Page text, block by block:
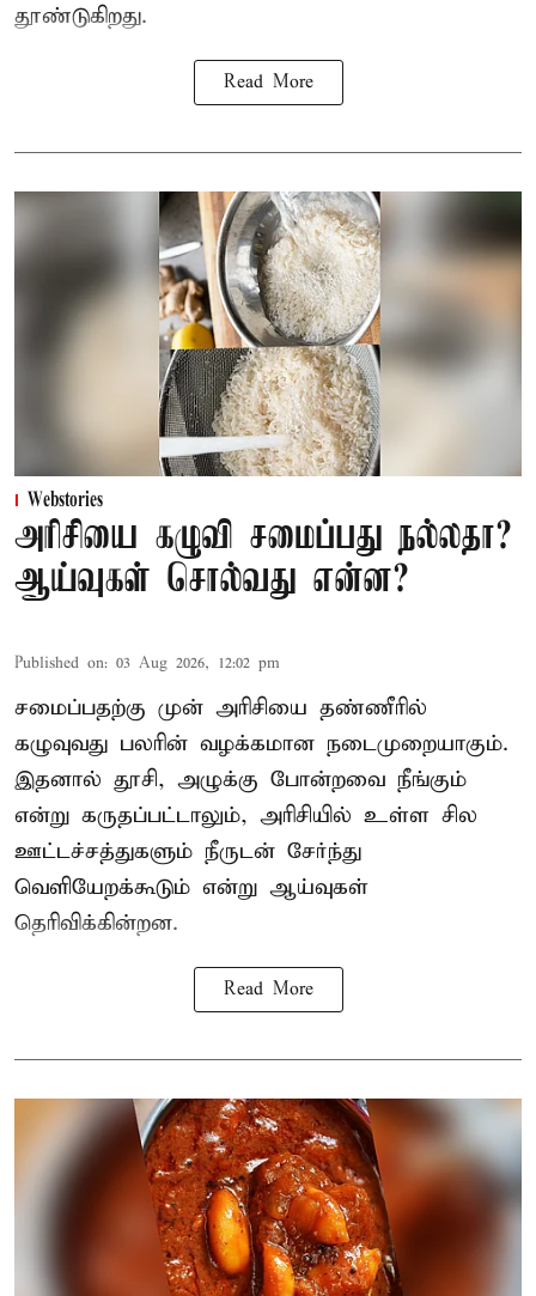
தூண்டுகிறது.
Read More
Webstories
அரிசியை கழுவி சமைப்பது நல்லதா?
ஆய்வுகள் சொல்வது என்ன?
Published on: 03 Aug 2026, 12:02 pm
சமைப்பதற்கு முன் அரிசியை தண்ணீரில்
கழுவுவது பலரின் வழக்கமான நடைமுறையாகும்.
இதனால் தூசி, அழுக்கு போன்றவை நீங்கும்
என்று கருதப்பட்டாலும், அரிசியில் உள்ள சில
ஊட்டச்சத்துகளும் நீருடன் சேர்ந்து
வெளியேறக்கூடும் என்று ஆய்வுகள்
தெரிவிக்கின்றன.
Read More